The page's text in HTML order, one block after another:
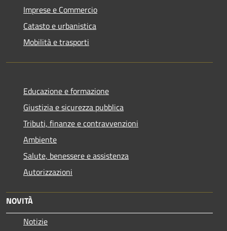
Imprese e Commercio
Catasto e urbanistica
Mobilità e trasporti
Educazione e formazione
Giustizia e sicurezza pubblica
Tributi, finanze e contravvenzioni
Ambiente
Salute, benessere e assistenza
Autorizzazioni
NOVITÀ
Notizie